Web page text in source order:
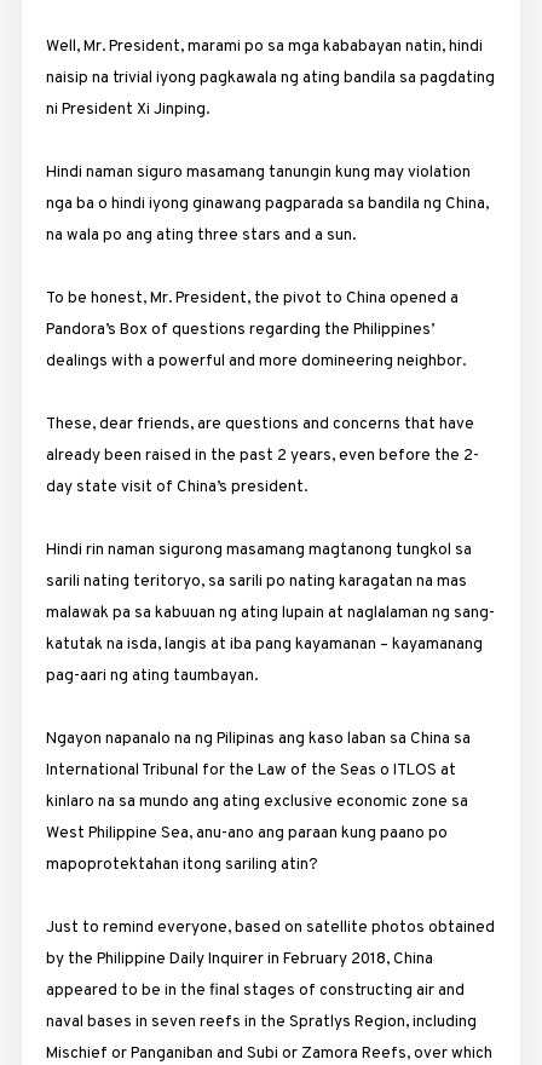
Well, Mr. President, marami po sa mga kababayan natin, hindi
naisip na trivial iyong pagkawala ng ating bandila sa pagdating
ni President Xi Jinping.
Hindi naman siguro masamang tanungin kung may violation
nga ba o hindi iyong ginawang pagparada sa bandila ng China,
na wala po ang ating three stars and a sun.
To be honest, Mr. President, the pivot to China opened a
Pandora’s Box of questions regarding the Philippines’
dealings with a powerful and more domineering neighbor.
These, dear friends, are questions and concerns that have
already been raised in the past 2 years, even before the 2-
day state visit of China’s president.
Hindi rin naman sigurong masamang magtanong tungkol sa
sarili nating teritoryo, sa sarili po nating karagatan na mas
malawak pa sa kabuuan ng ating lupain at naglalaman ng sang-
katutak na isda, langis at iba pang kayamanan – kayamanang
pag-aari ng ating taumbayan.
Ngayon napanalo na ng Pilipinas ang kaso laban sa China sa
International Tribunal for the Law of the Seas o ITLOS at
kinlaro na sa mundo ang ating exclusive economic zone sa
West Philippine Sea, anu-ano ang paraan kung paano po
mapoprotektahan itong sariling atin?
Just to remind everyone, based on satellite photos obtained
by the Philippine Daily Inquirer in February 2018, China
appeared to be in the final stages of constructing air and
naval bases in seven reefs in the Spratlys Region, including
Mischief or Panganiban and Subi or Zamora Reefs, over which